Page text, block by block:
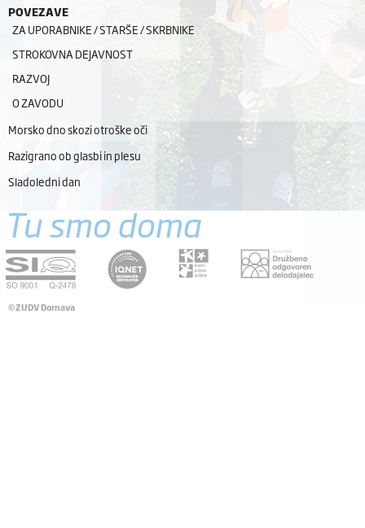
POVEZAVE
ZA UPORABNIKE / STARŠE / SKRBNIKE
STROKOVNA DEJAVNOST
RAZVOJ
O ZAVODU
Morsko dno skozi otroške oči
Razigrano ob glasbi in plesu
Sladoledni dan
Tu smo doma
©ZUDV Dornava